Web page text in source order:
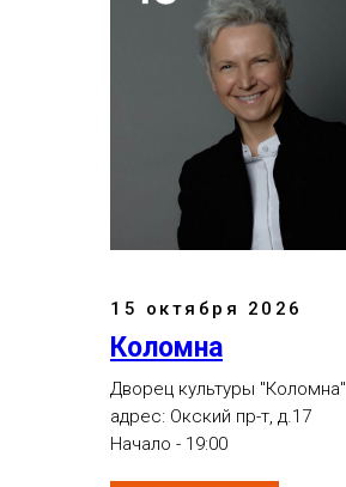
15 октября 2026
Коломна
Дворец культуры "Коломна"
адрес: Окский пр-т, д.17
Начало - 19:00